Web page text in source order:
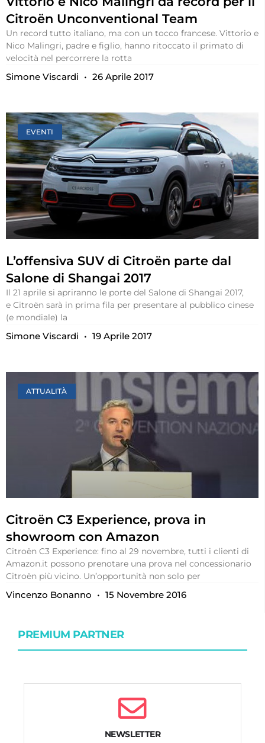
Citroën Unconventional Team
Un record tutto italiano, ma con un tocco francese. Vittorio e
Nico Malingri, padre e figlio, hanno ritoccato il primato di
velocità nel percorrere la rotta
Simone Viscardi 26 Aprile 2017
EVENTI
L’offensiva SUV di Citroën parte dal
Salone di Shangai 2017
Il 21 aprile si apriranno le porte del Salone di Shangai 2017,
e Citroën sarà in prima fila per presentare al pubblico cinese
(e mondiale) la
Simone Viscardi 19 Aprile 2017
ATTUALITÀ
Citroën C3 Experience, prova in
showroom con Amazon
Citroën C3 Experience: fino al 29 novembre, tutti i clienti di
Amazon.it possono prenotare una prova nel concessionario
Citroën più vicino. Un’opportunità non solo per
Vincenzo Bonanno 15 Novembre 2016
PREMIUM PARTNER
NEWSLETTER